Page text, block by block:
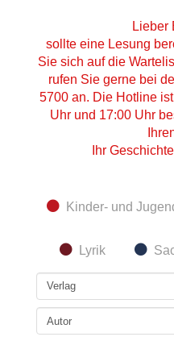
Lieber
sollte eine Lesung
Sie sich auf die
rufen Sie gerne bei
5700 an. Die Hotline
Uhr und 17:00 Uhr
Ihr
Kinder- und
Lyrik